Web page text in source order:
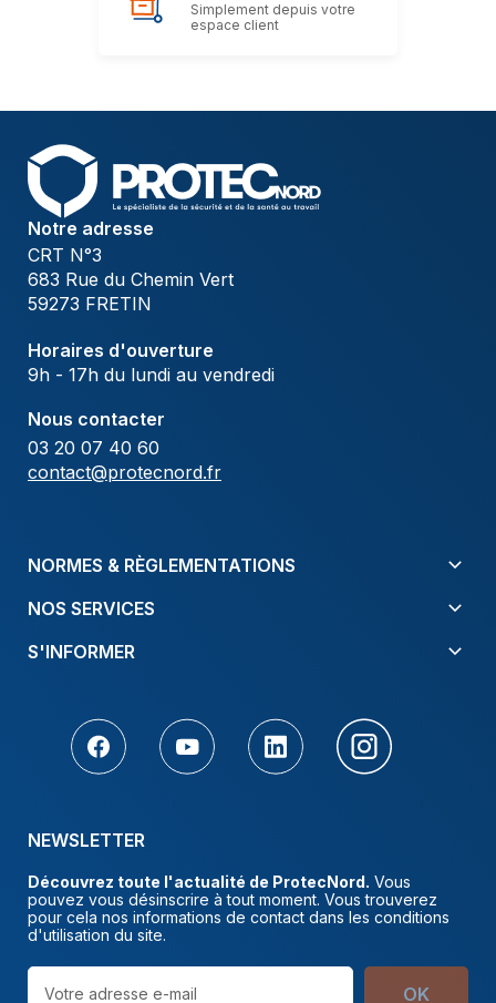
Simplement depuis votre
espace client
Notre adresse
CRT N°3
683 Rue du Chemin Vert
59273 FRETIN
Horaires d'ouverture
9h - 17h du lundi au vendredi
Nous contacter
03 20 07 40 60
contact@protecnord.fr
NORMES & RÈGLEMENTATIONS
NOS SERVICES
S'INFORMER
NEWSLETTER
Découvrez toute l'actualité de ProtecNord. Vous
pouvez vous désinscrire à tout moment. Vous trouverez
pour cela nos informations de contact dans les conditions
d'utilisation du site.
OK